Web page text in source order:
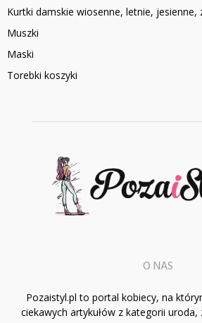
Kurtki damskie wiosenne, letnie, jesienne,
Muszki
Maski
Torebki koszyki
O NAS
Pozaistyl.pl to portal kobiecy, na
ciekawych artykułów z kategorii